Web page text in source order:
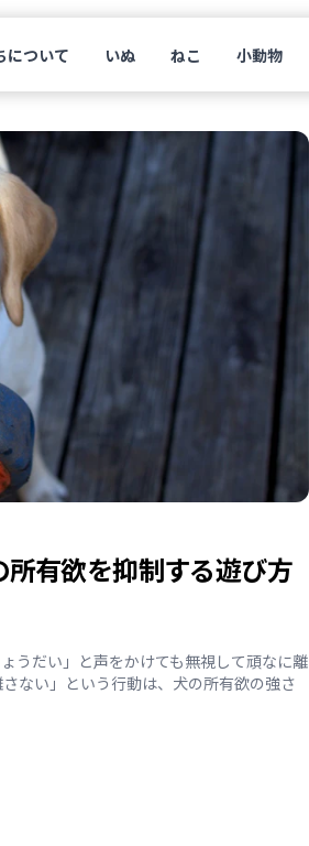
について いぬ ねこ 小動物
有欲を抑制する遊び方
うだい」と声をかけても無視して頑なに離
ない」という行動は、犬の所有欲の強さ